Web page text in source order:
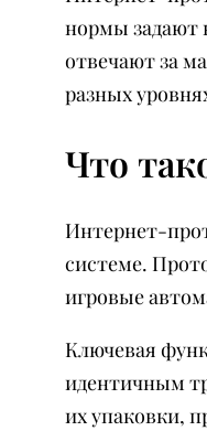
нормы задают
отвечают за
разных
Что
Интернет-
системе.
игровые
Ключевая
идентичным
их упаковки,